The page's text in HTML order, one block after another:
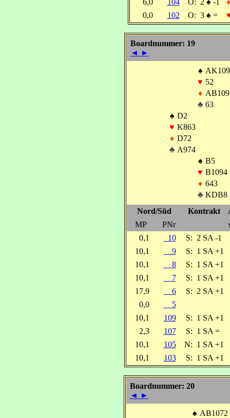
6,0
104 O: 2 ♠ -1
♦
0,0
102 O: 3 ♠ =
Boardnummer: 19
◄ ►
♠
♥ 52
♦ AB109
♣ 63
♠ D2
♥ K863
♦ D72
♣ A974
♠ B5
♥ B1094
♦ 643
♣ KDB8
Nord/Süd
Kontrakt
MP
PNr
0,1
10 S: 2 SA -1
10,1
9 S: 1 SA +1
10,1
8 S: 1 SA +1
10,1
7 S: 1 SA +1
17,9
6 S: 2 SA +1
0,0
5
10,1
109 S: 1 SA +1
2,3
107 S: 1 SA =
10,1
105 N: 1 SA +1
10,1
103 S: 1 SA +1
Boardnummer: 20
◄ ►
♠ AB1072